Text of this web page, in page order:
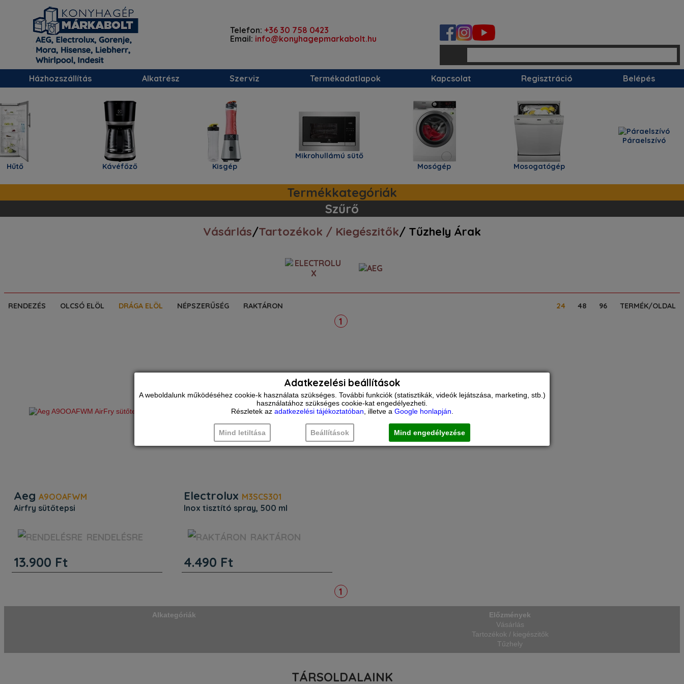
Telefon: +36 30 758 0423
Email: info@konyhagepmarkabolt.hu
Házhozszállítás Alkatrész Szerviz Termékadatlapok Kapcsolat Regisztráció Belépés
Kávéfőző Kisgép
Mikrohullámú sütő
Mosógép
Mosogatógép
Páraelszívó
Termékkategóriák
Szűrő
Vásárlás/Tartozékok / Kiegészitők/ Tűzhely Árak
RENDEZÉS OLCSÓ ELÖL DRÁGA ELÖL NÉPSZERŰSÉG RAKTÁRON 24 48 96 TERMÉK/OLDAL
1
Aeg A9OOAFWM
airfry sütőtepsi
Beépítés. Magasság (mm) : 24. Szélesség
(mm) : 468. Mélység (mm) : 382. Egyéb
EAN kód: 7333394083841. Beépítés.
Magasság (mm) : 24. Szélesség (mm) :
RENDELÉSRE
13.900 Ft
Electrolux M3SCS301
inox tisztító spray, 500 ml
Beépítés. Magasság (mm) : 232. Szélesség
(mm) : 100. Mélység (mm) : 50. Egyéb
EAN kód: 7333394079608. Beépítés.
Magasság (mm) : 232. Szélesség (mm) :
RAKTÁRON
4.490 Ft
1
Alkategóriák
Előzmények
Vásárlás
Tartozékok / kiegészitők
Tűzhely
TÁRSOLDALAINK
Adatkezelési beállítások
A weboldalunk működéséhez cookie-k használata szükséges. További funkciók (statisztikák, videók lejátszása, marketing, stb.)
használatához szükséges cookie-kat engedélyezheti.
Részletek az adatkezelési tájékoztatóban, illetve a Google honlapján.
Mind letiltása Beállítások Mind engedélyezése